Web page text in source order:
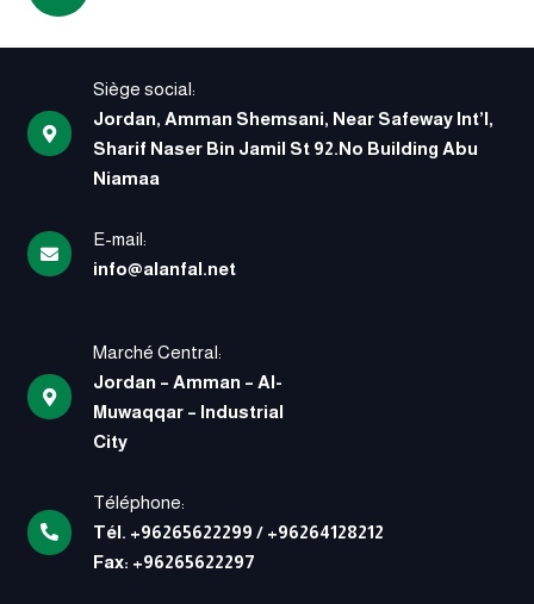
Siège social:
Jordan, Amman Shemsani, Near Safeway Int’l,
Sharif Naser Bin Jamil St 92.No Building Abu
Niamaa
E-mail:
info@alanfal.net
Marché Central:
Jordan – Amman – Al-
Muwaqqar – Industrial
City
Téléphone:
Tél. +96265622299 / +96264128212
Fax: +96265622297